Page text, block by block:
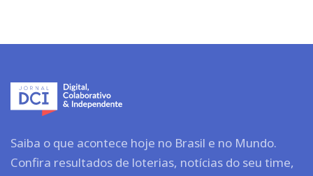
Saiba o que acontece hoje no Brasil e no Mundo.
Confira resultados de loterias, notícias do seu time,